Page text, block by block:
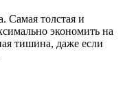
Самая толстая и
экономить на
тишина, даже если